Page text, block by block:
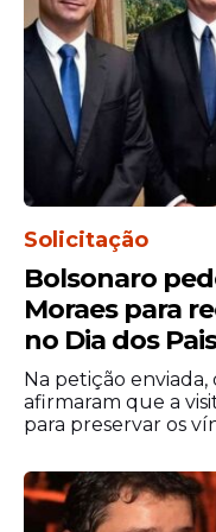
relação do
não participou
trabalho ou
convite para
compra de
A defesa
com o Careca do
constituiria
Solicitação
Bolsonaro
Moraes para
no Dia dos Pais
Na petição
afirmaram que a
para preservar os